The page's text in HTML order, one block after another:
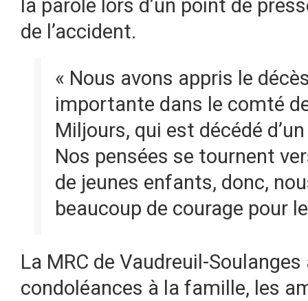
la parole lors d’un point de
de l’accident.
« Nous avons appris le
importante dans le comté
Miljours, qui est décédé
Nos pensées se tournent
de jeunes enfants, donc,
beaucoup de courage pour
La MRC de Vaudreuil-
condoléances à la famille, les